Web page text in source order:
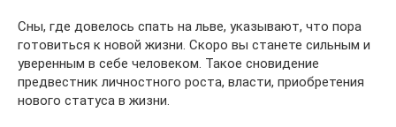
Сны, где довелось спать на льве, указывают, что пора
готовиться к новой жизни. Скоро вы станете сильным и
уверенным в себе человеком. Такое сновидение
предвестник личностного роста, власти, приобретения
нового статуса в жизни.